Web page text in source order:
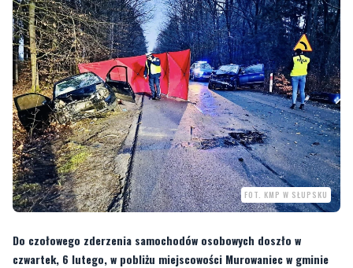
FOT. KMP W SŁUPSKU
Do czołowego zderzenia samochodów osobowych doszło w
czwartek, 6 lutego, w pobliżu miejscowości Murowaniec w gminie